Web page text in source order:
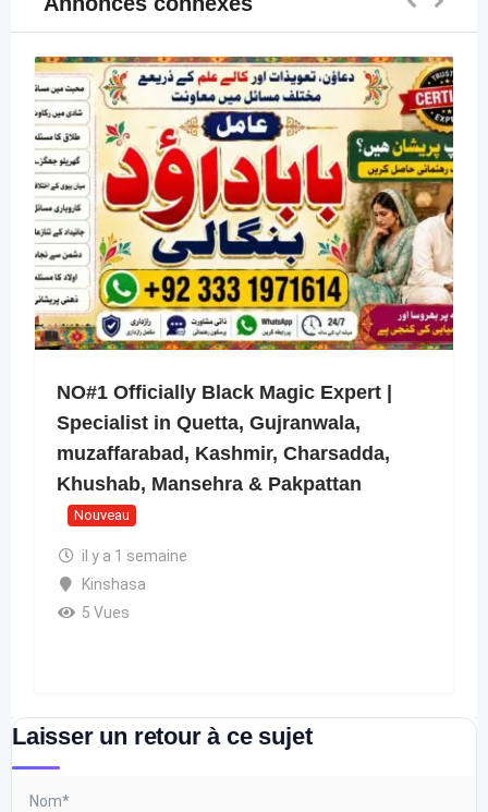
NO#1 Officially Black Magic Expert |
Specialist in Quetta, Gujranwala,
muzaffarabad, Kashmir, Charsadda,
Khushab, Mansehra & Pakpattan
Nouveau
il y a 1 semaine
Kinshasa
5 Vues
Laisser un retour à ce sujet